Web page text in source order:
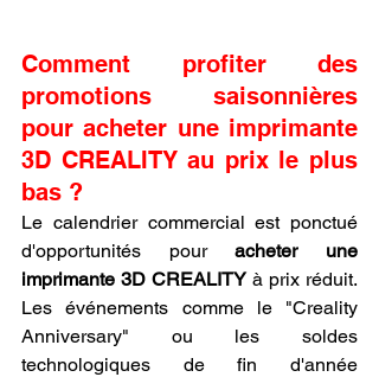
Comment profiter des
promotions saisonnières
pour acheter une imprimante
3D CREALITY au prix le plus
bas ?
Le calendrier commercial est ponctué
d'opportunités pour acheter une
imprimante 3D CREALITY à prix réduit.
Les événements comme le "Creality
Anniversary" ou les soldes
technologiques de fin d'année